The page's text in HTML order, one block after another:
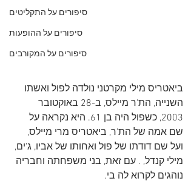
סיפורים על התקליטים
סיפורים על ההופעות
סיפורים על המקורבים
ביאטריס מילי מקרטני נולדה לפול ואשתו
השנייה, הת'ר מיילס, ב-28 באוקטובר
2003, כשפול היה בן 61. היא נקראה על
שם אמה של הת'ר, ביאטריס מרי מיילס,
ועל שם דודתו של פול ואחותו של אביו, ג'ים,
מילי קנדל, . עם זאת, בני משפחתה וחבריה
נוהגים לקרוא לה בי.